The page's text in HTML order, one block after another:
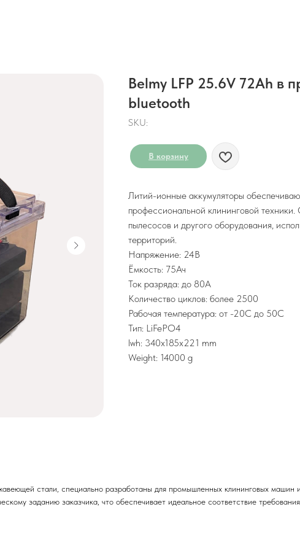
Belmy LFP 25.6V 72Ah в
bluetooth
SKU:
В корзину
Литий-ионные аккумуляторы
профессиональной клининговой
пылесосов и другого оборудования,
территорий.
Напряжение: 24В
Ёмкость: 75Ач
Ток разряда: до 80А
Количество циклов: более 2500
Рабочая температура: от -20C до 50C
Тип: LiFePO4
lwh: 340x185x221 mm
Weight: 14000 g
стали, специально разработаны для промышленных клининговых машин
заданию заказчика, что обеспечивает идеальное соответствие